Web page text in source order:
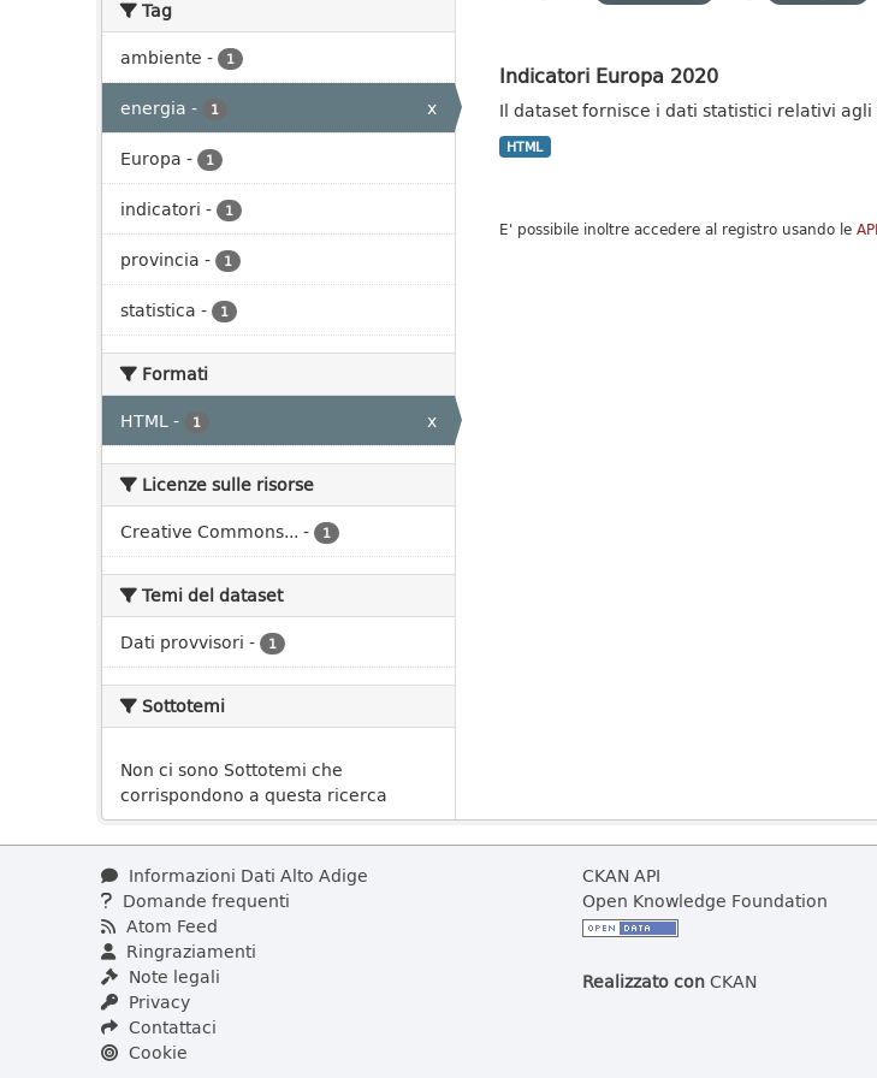
Tag
ambiente - 1
energia - 1
x
Europa - 1
indicatori - 1
provincia - 1
statistica - 1
Formati
HTML- 1 x
Licenze sulle risorse
Creative Commons... - 1
Temi del dataset
Dati provvisori - 1
Sottotemi
Non ci sono Sottotemi che
corrispondono a questa ricerca
Indicatori Europa 2020
Il dataset fornisce i dati statistici relativi
HTML
E' possibile inoltre accedere al registro usando le API
Informazioni Dati Alto Adige
Domande frequenti
Atom Feed
Ringraziamenti
Note legali
Privacy
Contattaci
Cookie
CKAN API
Open Knowledge Foundation
Realizzato conCKAN